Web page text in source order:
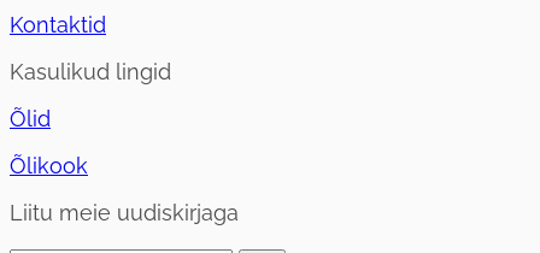
Kontaktid
Kasulikud lingid
Õlid
Õlikook
Liitu meie uudiskirjaga